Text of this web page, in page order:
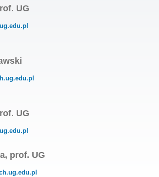
UG
UG
prof. UG